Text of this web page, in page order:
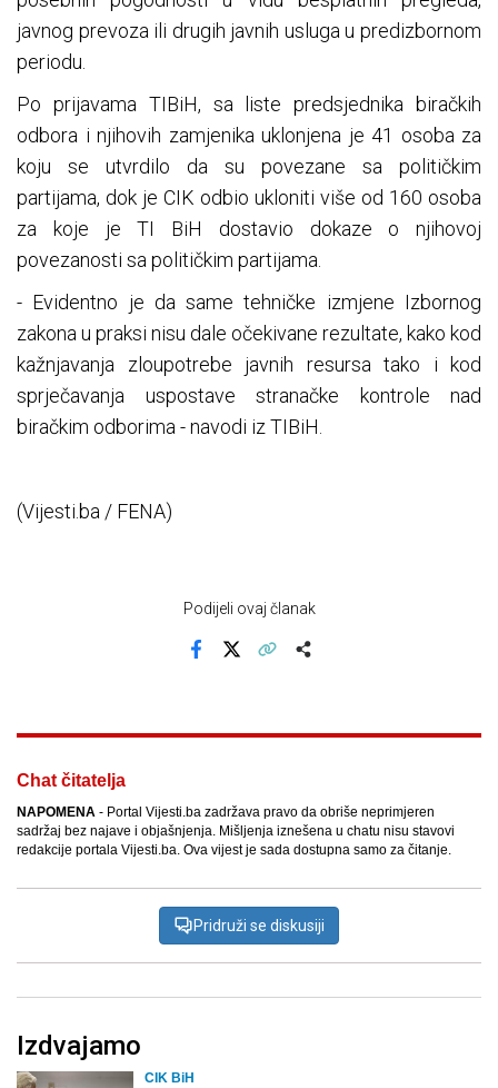
javnog prevoza ili drugih javnih usluga u predizbornom
periodu.
Po prijavama TIBiH, sa liste predsjednika biračkih
odbora i njihovih zamjenika uklonjena je 41 osoba za
koju se utvrdilo da su povezane sa političkim
partijama, dok je CIK odbio ukloniti više od 160 osoba
za koje je TI BiH dostavio dokaze o njihovoj
povezanosti sa političkim partijama.
- Evidentno je da same tehničke izmjene Izbornog
zakona u praksi nisu dale očekivane rezultate, kako kod
kažnjavanja zloupotrebe javnih resursa tako i kod
sprječavanja uspostave stranačke kontrole nad
biračkim odborima - navodi iz TIBiH.
(Vijesti.ba / FENA)
Podijeli ovaj članak
Chat čitatelja
NAPOMENA - Portal Vijesti.ba zadržava pravo da obriše neprimjeren
sadržaj bez najave i objašnjenja. Mišljenja iznešena u chatu nisu stavovi
redakcije portala Vijesti.ba. Ova vijest je sada dostupna samo za čitanje.
Pridruži se diskusiji
Izdvajamo
CIK BiH